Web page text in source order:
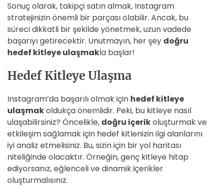
Sonuç olarak, takipçi satın almak, Instagram
stratejinizin önemli bir parçası olabilir. Ancak, bu
süreci dikkatli bir şekilde yönetmek, uzun vadede
başarıyı getirecektir. Unutmayın, her şey doğru
hedef kitleye ulaşmakla başlar!
Hedef Kitleye Ulaşma
Instagram’da başarılı olmak için hedef kitleye
ulaşmakoldukça önemlidir. Peki, bu kitleye nasıl
ulaşabilirsiniz? Öncelikle, doğru içerikoluşturmak ve
etkileşim sağlamak için hedef kitlenizin ilgi alanlarını
iyi analiz etmelisiniz. Bu, sizin için bir yol haritası
niteliğinde olacaktır. Örneğin, genç kitleye hitap
ediyorsanız, eğlenceli ve dinamik içerikler
oluşturmalısınız.